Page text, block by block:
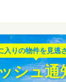
入りの物件を見逃
シュ通